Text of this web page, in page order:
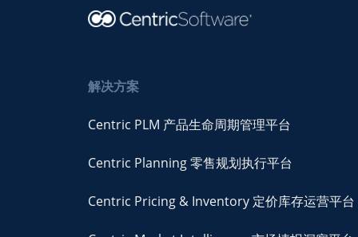
解决方案
Centric PLM 产品生命周期管理平台
Centric Planning 零售规划执行平台
Centric Pricing & Inventory 定价库存运营平台